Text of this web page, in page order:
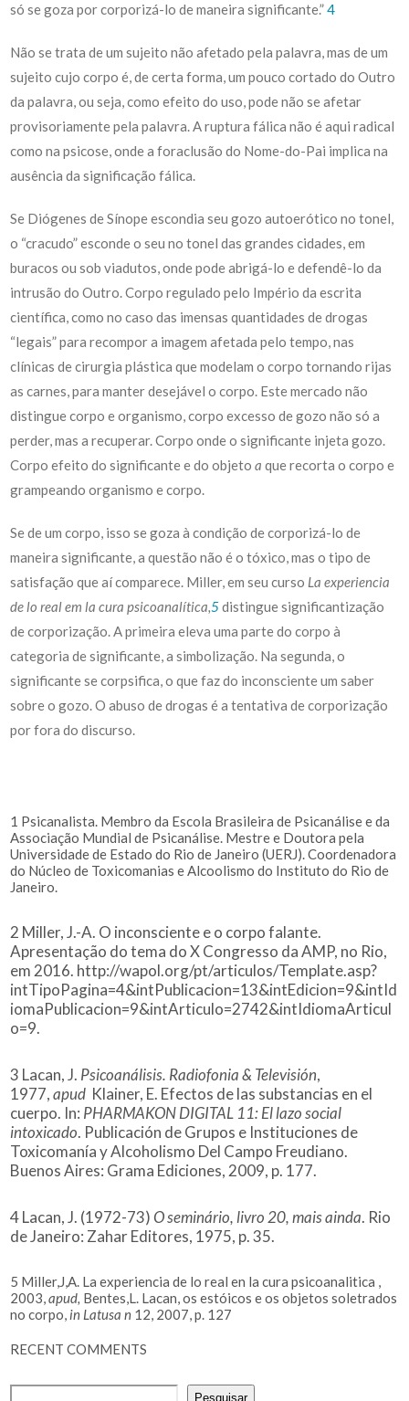
só se goza por corporizá-lo de maneira significante.”4
Não se trata de um sujeito não afetado pela palavra, mas de um
sujeito cujo corpo é, de certa forma, um pouco cortado do Outro
da palavra, ou seja, como efeito do uso, pode não se afetar
provisoriamente pela palavra. A ruptura fálica não é aqui radical
como na psicose, onde a foraclusão do Nome-do-Pai implica na
ausência da significação fálica.
Se Diógenes de Sínope escondia seu gozo autoerótico no tonel,
o “cracudo” esconde o seu no tonel das grandes cidades, em
buracos ou sob viadutos, onde pode abrigá-lo e defendê-lo da
intrusão do Outro. Corpo regulado pelo Império da escrita
científica, como no caso das imensas quantidades de drogas
“legais” para recompor a imagem afetada pelo tempo, nas
clínicas de cirurgia plástica que modelam o corpo tornando rijas
as carnes, para manter desejável o corpo. Este mercado não
distingue corpo e organismo, corpo excesso de gozo não só a
perder, mas a recuperar. Corpo onde o significante injeta gozo.
Corpo efeito do significante e do objetoaque recorta o corpo e
grampeando organismo e corpo.
Se de um corpo, isso se goza à condição de corporizá-lo de
maneira significante, a questão não é o tóxico, mas o tipo de
satisfação que aí comparece. Miller, em seu curso La experiencia
de lo real em la cura psicoanalítica,5distingue significantização
de corporização. A primeira eleva uma parte do corpo à
categoria de significante, a simbolização. Na segunda, o
significante se corpsifica, o que faz do inconsciente um saber
sobre o gozo. O abuso de drogas é a tentativa de corporização
por fora do discurso.
1 Psicanalista. Membro da Escola Brasileira de Psicanálise e da
Associação Mundial de Psicanálise. Mestre e Doutora pela
Universidade de Estado do Rio de Janeiro (UERJ). Coordenadora
do Núcleo de Toxicomanias e Alcoolismo do Instituto do Rio de
Janeiro.
2 Miller, J.-A. O inconsciente e o corpo falante.
Apresentação do tema do X Congresso da AMP, no Rio,
em 2016. http://wapol.org/pt/articulos/Template.asp?
intTipoPagina=4&intPublicacion=13&intEdicion=9&intId
iomaPublicacion=9&intArticulo=2742&intIdiomaArticul
o=9.
3 Lacan, J. Psicoanálisis. Radiofonia & Televisión,
1977,apud Klainer, E. Efectos de las substancias en el
cuerpo. In: PHARMAKON DIGITAL 11: El lazo social
intoxicado. Publicación de Grupos e Instituciones de
Toxicomanía y Alcoholismo Del Campo Freudiano.
Buenos Aires: Grama Ediciones, 2009, p. 177.
4Lacan, J. (1972-73)O seminário, livro 20, mais ainda. Rio
de Janeiro: Zahar Editores, 1975, p. 35.
5 Miller,J,A. La experiencia de lo real en la cura psicoanalitica ,
2003,apud, Bentes,L. Lacan, os estóicos e os objetos soletrados
no corpo, in Latusa n 12, 2007, p. 127
RECENT COMMENTS
Pesquisar